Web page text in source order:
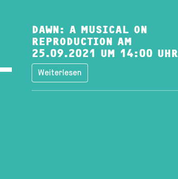
DAWN: A MUSICAL ON
REPRODUCTION AM
25.09.2021 UM 14:00 UHR
Weiterlesen